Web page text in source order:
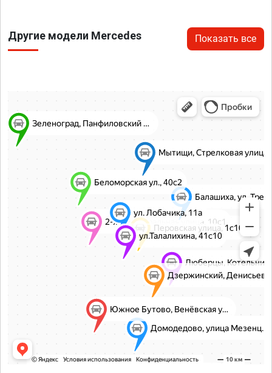
Другие модели Mercedes Показать все